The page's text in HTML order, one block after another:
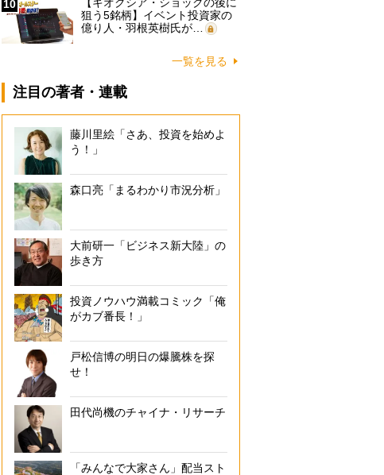
10
狙う5銘柄】イベント投資家の
億り人・羽根英樹氏が…
一覧を見る
注目の著者・連載
藤川里絵「さあ、投資を始めよ
う！」
森口亮「まるわかり市況分析」
大前研一「ビジネス新大陸」の
歩き方
投資ノウハウ満載コミック「俺
がカブ番長！」
戸松信博の明日の爆騰株を探
せ！
田代尚機のチャイナ・リサーチ
「みんなで大家さん」配当スト